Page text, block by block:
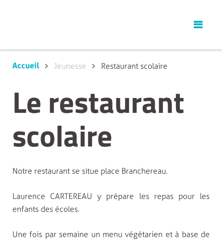
Accueil Jeunesse Restaurant scolaire
Le restaurant
scolaire
Notre restaurant se situe place Branchereau.
Laurence CARTEREAU y prépare les repas pour les
enfants des écoles.
Une fois par semaine un menu végétarien et à base de